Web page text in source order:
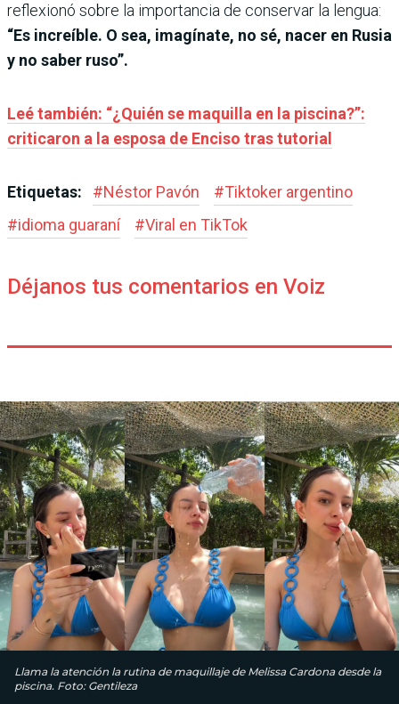
reflexionó sobre la importancia de conservar la lengua:
“Es increíble. O sea, imagínate, no sé, nacer en Rusia
y no saber ruso”.
Leé también: “¿Quién se maquilla en la piscina?”:
criticaron a la esposa de Enciso tras tutorial
Etiquetas: #Néstor Pavón #Tiktoker argentino
#idioma guaraní #Viral en TikTok
Déjanos tus comentarios en Voiz
Llama la atención la rutina de maquillaje de Melissa Cardona desde la
piscina. Foto: Gentileza